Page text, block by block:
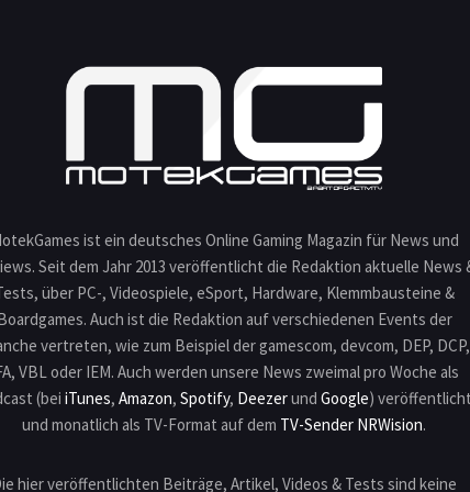
ist ein deutsches Online Gaming Magazin für News und
Seit dem Jahr 2013 veröffentlicht die Redaktion aktuelle News
über PC-, Videospiele, eSport, Hardware, Klemmbausteine &
Auch ist die Redaktion auf verschiedenen Events der
vertreten, wie zum Beispiel der gamescom, devcom, DEP, DCP,
VBL oder IEM. Auch werden unsere News zweimal pro Woche als
(bei iTunes, Amazon, Spotify, Deezerund Google)
und monatlich als TV-Format auf dem TV-Sender NRWision.
hier veröffentlichten Beiträge, Artikel, Videos & Tests sind keine